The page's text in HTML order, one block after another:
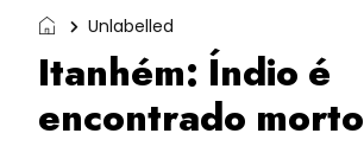
Unlabelled
Itanhém: Índio é
encontrado morto